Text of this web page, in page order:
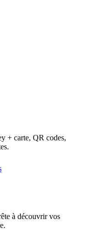
+ carte, QR codes,
à découvrir vos